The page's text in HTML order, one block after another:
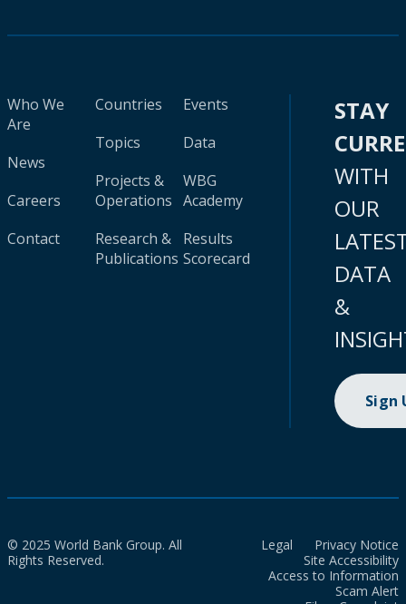
Who We
Are
News
Careers
Contact
Countries
Topics
Projects &
Operations
Research &
Publications
Events
Data
WBG
Academy
Results
Scorecard
STAY
WITH
OUR
DATA
&
Sign
© 2025 World Bank Group. All
Rights Reserved.
Legal
Privacy Notice
Site Accessibility
Access to Information
Scam Alert